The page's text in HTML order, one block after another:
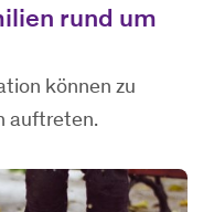
rund um
können zu
auftreten.